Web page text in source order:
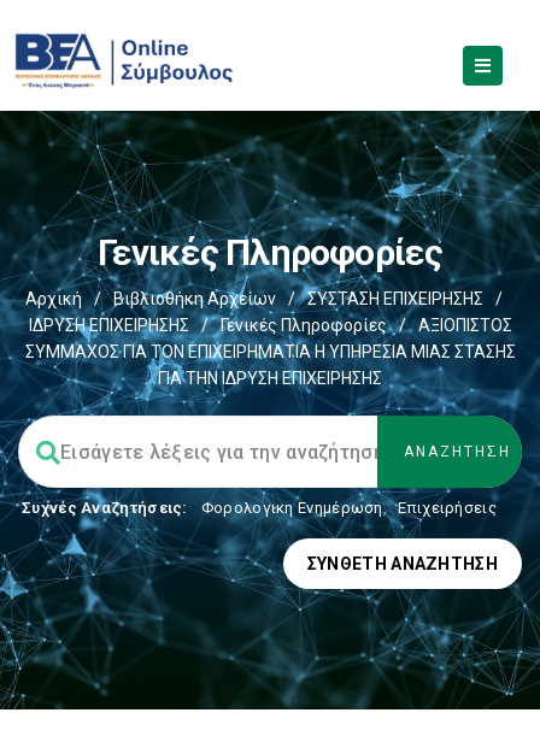
Γενικές Πληροφορίες
Αρχική / Βιβλιοθήκη Αρχείων / ΣΥΣΤΑΣΗ ΕΠΙΧΕΙΡΗΣΗΣ
/
ΙΔΡΥΣΗ ΕΠΙΧΕΙΡΗΣΗΣ
/ Γενικές Πληροφορίες /
ΑΞΙΟΠΙΣΤΟΣ
ΣΥΜΜΑΧΟΣ ΓΙΑ ΤΟΝ ΕΠΙΧΕΙΡΗΜΑΤΙΑ Η ΥΠΗΡΕΣΙΑ ΜΙΑΣ ΣΤΑΣΗΣ
ΓΙΑ ΤΗΝ ΙΔΡΥΣΗ ΕΠΙΧΕΙΡΗΣΗΣ
Συχνές Αναζητήσεις: Φορολογικη Ενημέρωση, Επιχειρήσεις
ΣΎΝΘΕΤΗ ΑΝΑΖΉΤΗΣΗ